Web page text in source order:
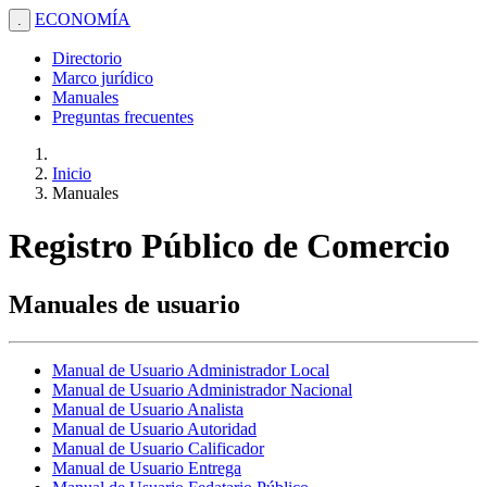
. ECONOMÍA
Directorio
Marco jurídico
Manuales
Preguntas frecuentes
Inicio
Manuales
Registro Público de Comercio
Manuales de usuario
Manual de Usuario Administrador Local
Manual de Usuario Administrador Nacional
Manual de Usuario Analista
Manual de Usuario Autoridad
Manual de Usuario Calificador
Manual de Usuario Entrega